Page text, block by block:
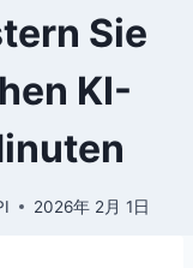
Sie
KI-
2026年 2月 1日